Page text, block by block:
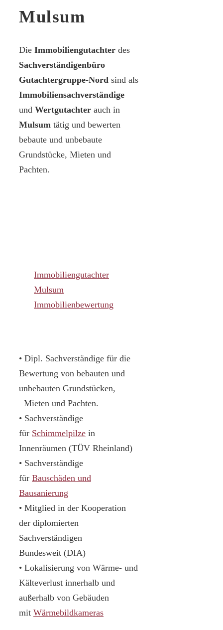
Mulsum
Die Immobiliengutachter des
Sachverständigenbüro
Gutachtergruppe-Nord sind als
Immobiliensachverständige
und Wertgutachter auch in
Mulsum tätig und bewerten
bebaute und unbebaute
Grundstücke, Mieten und
Pachten.
Immobiliengutachter
Mulsum
Immobilienbewertung
• Dipl. Sachverständige für die
Bewertung von bebauten und
unbebauten Grundstücken,
Mieten und Pachten.
• Sachverständige
für Schimmelpilze in
Innenräumen (TÜV Rheinland)
• Sachverständige
für Bauschäden und
Bausanierung
• Mitglied in der Kooperation
der diplomierten
Sachverständigen
Bundesweit (DIA)
• Lokalisierung von Wärme- und
Kälteverlust innerhalb und
außerhalb von Gebäuden
mit Wärmebildkameras